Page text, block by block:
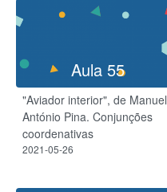
Aula 55
"Aviador interior", de Manuel
António Pina. Conjunções
coordenativas
2021-05-26